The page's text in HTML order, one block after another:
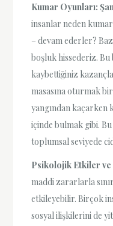
Kumar Oyunları:
insanlar neden
– devam ederler?
boşluk hissederiz.
kaybettiğiniz
masasına oturmak
yangından kaçarken
içinde bulmak gibi.
toplumsal seviyede
Psikolojik Etkiler
maddi zararlarla
etkileyebilir. Birçok
sosyal ilişkilerini de